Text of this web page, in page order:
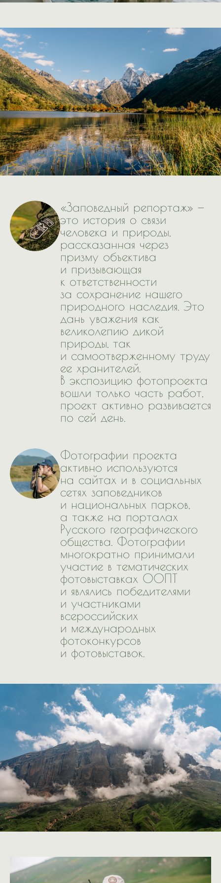
«Заповедный репортаж» —
это история о связи
человека и природы,
рассказанная через
призму объектива
и призывающая
к ответственности
за сохранение нашего
природного наследия. Это
дань уважения как
великолепию дикой
природы, так
и самоотверженному труду
ее хранителей.
В экспозицию фотопроекта
вошли только часть работ,
проект активно развивается
по сей день.
Фотографии проекта
активно используются
на сайтах и в социальных
сетях заповедников
и национальных парков,
а также на порталах
Русского географического
общества. Фотографии
многократно принимали
участие в тематических
фотовыставках ООПТ
и являлись победителями
и участниками
всероссийских
и международных
фотоконкурсов
и фотовыставок.